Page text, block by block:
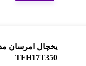
یخچال امرسان
TFH17T350